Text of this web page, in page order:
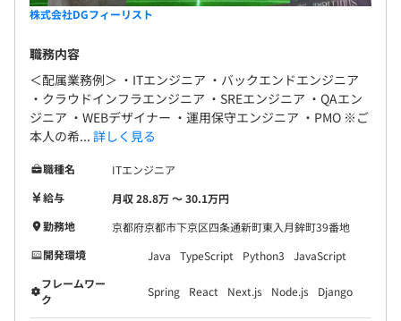
株式会社DGフィーリスト
職務内容
＜配属業務例＞ ・ITエンジニア ・バックエンドエンジニア
・クラウドインフラエンジニア ・SREエンジニア ・QAエン
ジニア ・WEBデザイナー ・運用保守エンジニア ・PMO ※ご
本人の希... 詳しく見る
職種名
ITエンジニア
給与
月収 28.8万 〜 30.1万円
勤務地
京都府京都市下京区四条通新町東入月鉾町39番地
開発環境
Java TypeScript Python3
JavaScript
フレームワー
ク
Spring React Next.js Node.js Django